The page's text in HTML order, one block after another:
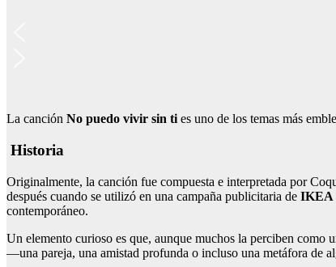
La canción No puedo vivir sin ties uno de los temas más
Historia
Originalmente, la canción fue compuesta e interpretada por
después cuando se utilizó en una campaña publicitaria de IKEA
contemporáneo.
Un elemento curioso es que, aunque muchos la perciben como
—una pareja, una amistad profunda o incluso una metáfora de